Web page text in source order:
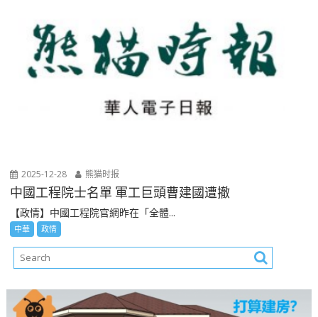
2025-12-28 熊猫时报
中國工程院士名單 軍工巨頭曹建國遭撤
【政情】中國工程院官網昨在「全體...
中華 政情